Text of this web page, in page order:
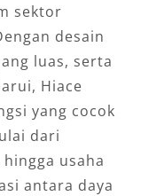
sektor
desain
luas, serta
Hiace
yang cocok
dari
usaha
antara daya